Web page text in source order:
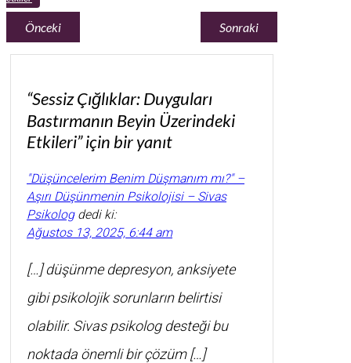
Önceki Sonraki
“Sessiz Çığlıklar: Duyguları
Bastırmanın Beyin Üzerindeki
Etkileri” için bir yanıt
"Düşüncelerim Benim Düşmanım mı?" –
Aşırı Düşünmenin Psikolojisi – Sivas
Psikolog dedi ki:
Ağustos 13, 2025, 6:44 am
[…] düşünme depresyon, anksiyete
gibi psikolojik sorunların belirtisi
olabilir. Sivas psikolog desteği bu
noktada önemli bir çözüm […]